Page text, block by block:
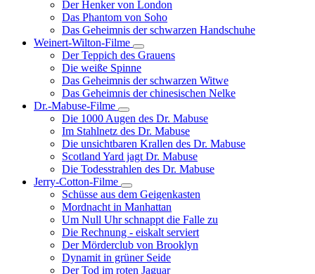
Bryan-
Wallace-
Der Henker von London
Das Phantom von Soho
Das Geheimnis der schwarzen Handschuhe
Weinert-Wilton-Filme
Unternavigation
von
Weinert-
Wilton-
Filme
Der Teppich des Grauens
Die weiße Spinne
Das Geheimnis der schwarzen Witwe
Das Geheimnis der chinesischen Nelke
Dr.-Mabuse-Filme
Unternavigation
von
Dr.-
Mabuse-
Filme
Die 1000 Augen des Dr. Mabuse
Im Stahlnetz des Dr. Mabuse
Die unsichtbaren Krallen des Dr. Mabuse
Scotland Yard jagt Dr. Mabuse
Die Todesstrahlen des Dr. Mabuse
Jerry-Cotton-Filme
Unternavigation
von
Jerry-
Cotton-
Filme
Schüsse aus dem Geigenkasten
Mordnacht in Manhattan
Um Null Uhr schnappt die Falle zu
Die Rechnung - eiskalt serviert
Der Mörderclub von Brooklyn
Dynamit in grüner Seide
Der Tod im roten Jaguar